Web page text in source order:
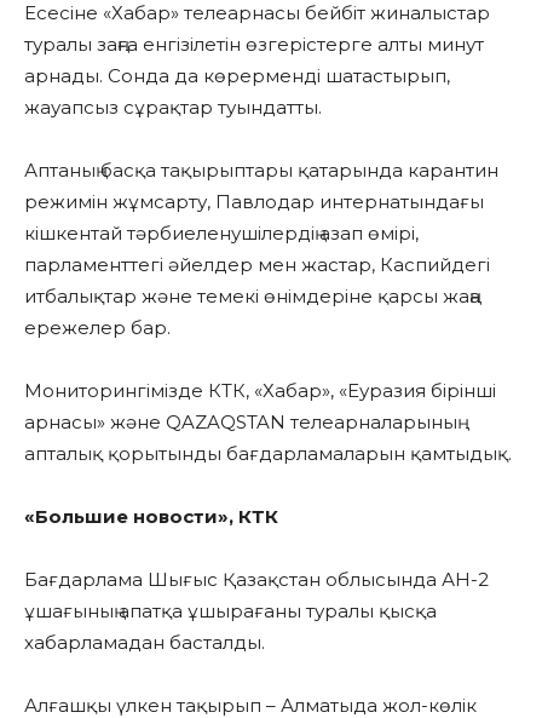
Есесіне «Хабар» телеарнасы бейбіт жиналыстар
туралы заңға енгізілетін өзгерістерге алты минут
арнады. Сонда да көрерменді шатастырып,
жауапсыз сұрақтар туындатты.
Аптаның басқа тақырыптары қатарында карантин
режимін жұмсарту, Павлодар интернатындағы
кішкентай тәрбиеленушілердің азап өмірі,
парламенттегі әйелдер мен жастар, Каспийдегі
итбалықтар және темекі өнімдеріне қарсы жаңа
ережелер бар.
Мониторингімізде КТК, «Хабар», «Еуразия бірінші
арнасы» және QAZAQSTAN телеарналарының
апталық қорытынды бағдарламаларын қамтыдық.
«Большие новости», КТК
Бағдарлама Шығыс Қазақстан облысында АН-2
ұшағының апатқа ұшырағаны туралы қысқа
хабарламадан басталды.
Алғашқы үлкен тақырып – Алматыда жол-көлік